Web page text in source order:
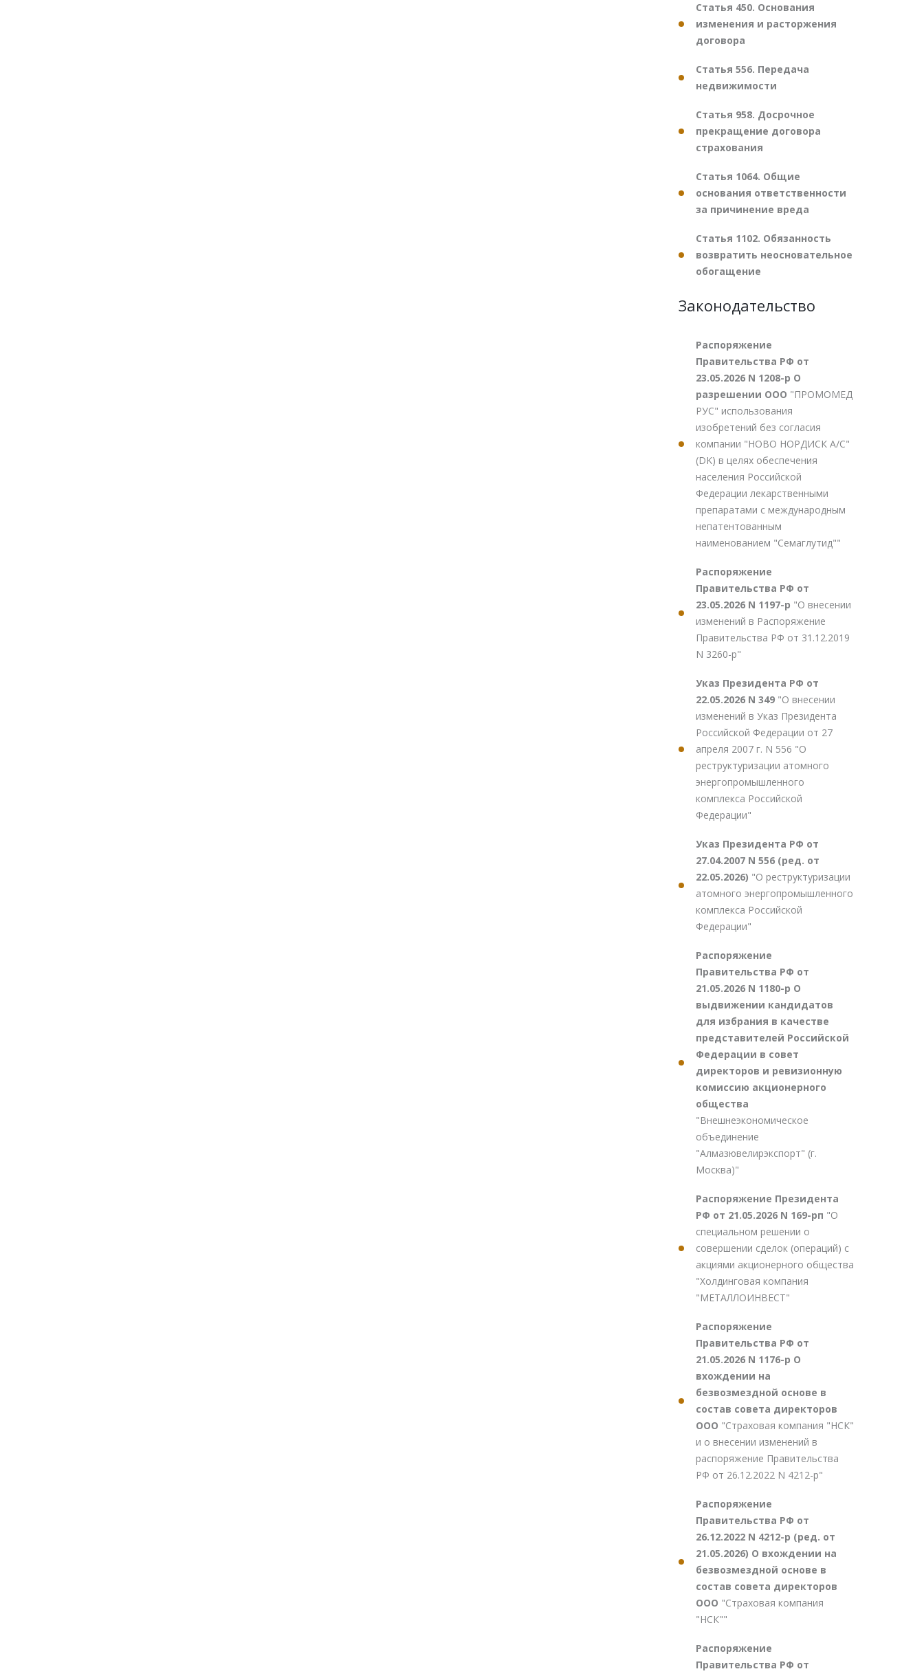
Статья 450. Основания
изменения и расторжения
договора
Статья 556. Передача
недвижимости
Статья 958. Досрочное
прекращение договора
страхования
Статья 1064. Общие
основания ответственности
за причинение вреда
Статья 1102. Обязанность
возвратить неосновательное
обогащение
Законодательство
Распоряжение
Правительства РФ от
23.05.2026 N 1208-р О
разрешении ООО "ПРОМОМЕД
РУС" использования
изобретений без согласия
компании "НОВО НОРДИСК А/С"
(DK) в целях обеспечения
населения Российской
Федерации лекарственными
препаратами с международным
непатентованным
наименованием "Семаглутид""
Распоряжение
Правительства РФ от
23.05.2026 N 1197-р "О внесении
изменений в Распоряжение
Правительства РФ от 31.12.2019
N 3260-р"
Указ Президента РФ от
22.05.2026 N 349 "О внесении
изменений в Указ Президента
Российской Федерации от 27
апреля 2007 г. N 556 "О
реструктуризации атомного
энергопромышленного
комплекса Российской
Федерации"
Указ Президента РФ от
27.04.2007 N 556 (ред. от
22.05.2026) "О реструктуризации
атомного энергопромышленного
комплекса Российской
Федерации"
Распоряжение
Правительства РФ от
21.05.2026 N 1180-р О
выдвижении кандидатов
для избрания в качестве
представителей Российской
Федерации в совет
директоров и ревизионную
комиссию акционерного
общества
"Внешнеэкономическое
объединение
"Алмазювелирэкспорт" (г.
Москва)"
Распоряжение Президента
РФ от 21.05.2026 N 169-рп "О
специальном решении о
совершении сделок (операций) с
акциями акционерного общества
"Холдинговая компания
"МЕТАЛЛОИНВЕСТ"
Распоряжение
Правительства РФ от
21.05.2026 N 1176-р О
вхождении на
безвозмездной основе в
состав совета директоров
ООО "Страховая компания "НСК"
и о внесении изменений в
распоряжение Правительства
РФ от 26.12.2022 N 4212-р"
Распоряжение
Правительства РФ от
26.12.2022 N 4212-р (ред. от
21.05.2026) О вхождении на
безвозмездной основе в
состав совета директоров
ООО "Страховая компания
"НСК""
Распоряжение
Правительства РФ от